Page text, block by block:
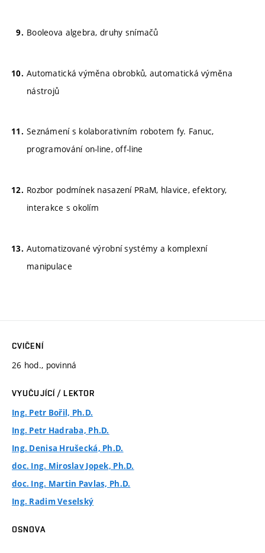
Booleova algebra, druhy snímačů
Automatická výměna obrobků, automatická výměna
nástrojů
Seznámení s kolaborativním robotem fy. Fanuc,
programování on-line, off-line
Rozbor podmínek nasazení PRaM, hlavice, efektory,
interakce s okolím
Automatizované výrobní systémy a komplexní
manipulace
CVIČENÍ
26 hod., povinná
VYUČUJÍCÍ / LEKTOR
Ing. Petr Bořil, Ph.D.
Ing. Petr Hadraba, Ph.D.
Ing. Denisa Hrušecká, Ph.D.
doc. Ing. Miroslav Jopek, Ph.D.
doc. Ing. Martin Pavlas, Ph.D.
Ing. Radim Veselský
OSNOVA